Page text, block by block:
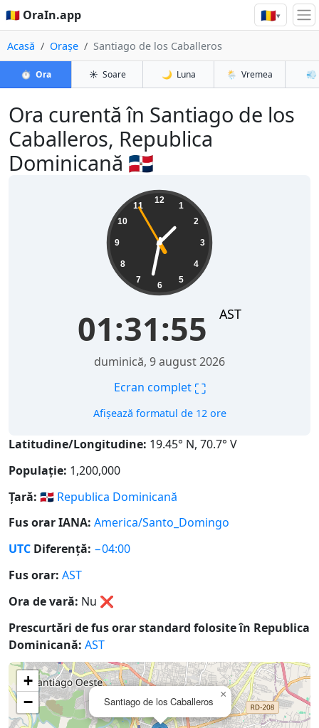
🇷🇴 OraIn.app 🇷🇴▾
Acasă Orașe Santiago de los Caballeros
⏱️ Ora ☀️ Soare 🌙 Luna 🌦️ Vremea 💨
Ora curentă în Santiago de los
Caballeros, Republica
Dominicană 🇩🇴
12
1
2
3
4
5
6
7
8
9
10
11
01:31:56 AST
duminică, 9 august 2026
Ecran complet ⛶
Afișează formatul de 12 ore
Latitudine/Longitudine: 19.45° N, 70.7° V
Populație: 1,200,000
Țară: 🇩🇴 Republica Dominicană
Fus orar IANA: America/Santo_Domingo
UTC Diferență: −04:00
Fus orar: AST
Ora de vară: Nu ❌
Prescurtări de fus orar standard folosite în Republica
Dominicană: AST
Santiago de los Caballeros
×
+
−